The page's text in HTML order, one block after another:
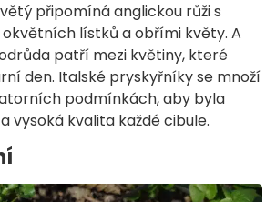
připomíná anglickou růži s
lístků a obřími květy. A
patří mezi květiny, které
den. Italské pryskyřníky se množí
podmínkách, aby byla
vysoká kvalita každé cibule.